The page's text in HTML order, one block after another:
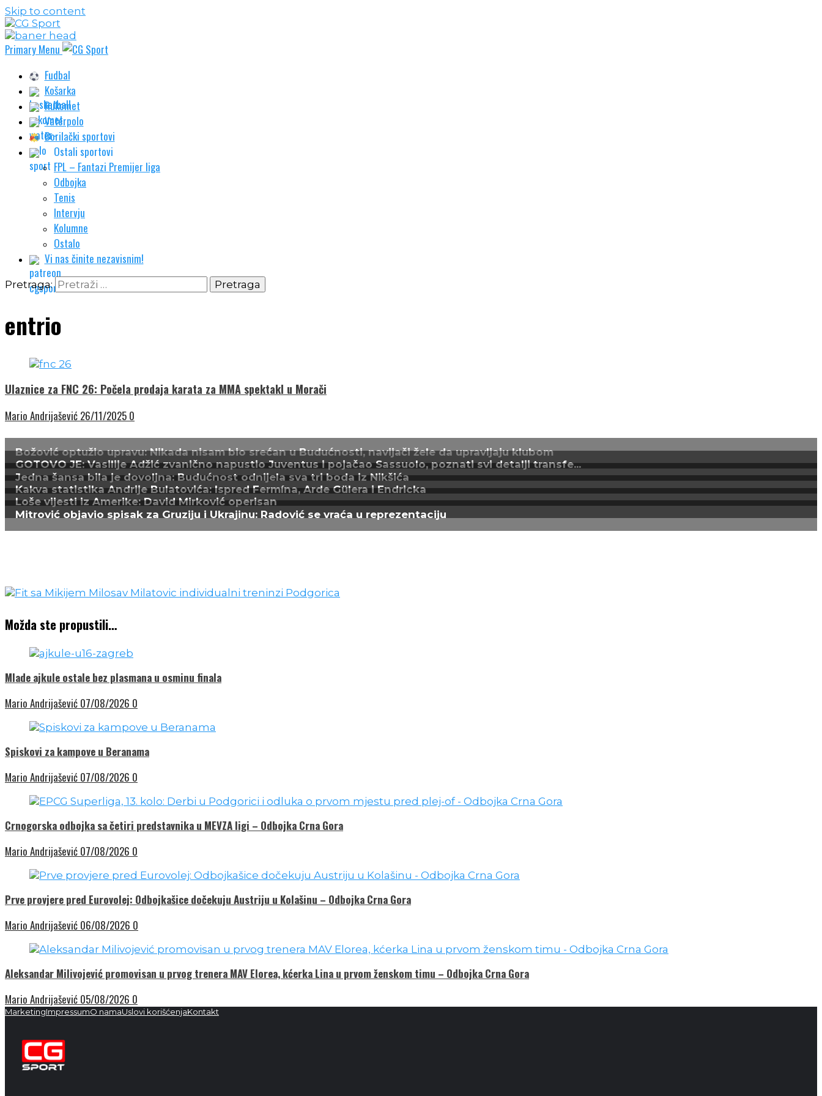
Skip to content
Primary Menu
Fudbal
Košarka
Rukomet
Vaterpolo
Borilački sportovi
Ostali sportovi
FPL – Fantazi Premijer liga
Odbojka
Tenis
Intervju
Kolumne
Ostalo
Vi nas činite nezavisnim!
Pretraga:
entrio
Ulaznice za FNC 26: Počela prodaja karata za MMA spektakl u Morači
Mario Andrijašević 26/11/2025 0
Možda ste propustili…
Mlade ajkule ostale bez plasmana u osminu finala
Mario Andrijašević 07/08/2026 0
Spiskovi za kampove u Beranama
Mario Andrijašević 07/08/2026 0
Crnogorska odbojka sa četiri predstavnika u MEVZA ligi – Odbojka Crna Gora
Mario Andrijašević 07/08/2026 0
Prve provjere pred Eurovolej: Odbojkašice dočekuju Austriju u Kolašinu – Odbojka Crna Gora
Mario Andrijašević 06/08/2026 0
Aleksandar Milivojević promovisan u prvog trenera MAV Elorea, kćerka Lina u prvom ženskom timu – Odbojka Crna Gora
Mario Andrijašević 05/08/2026 0
MarketingImpressumO namaUslovi korišćenjaKontakt